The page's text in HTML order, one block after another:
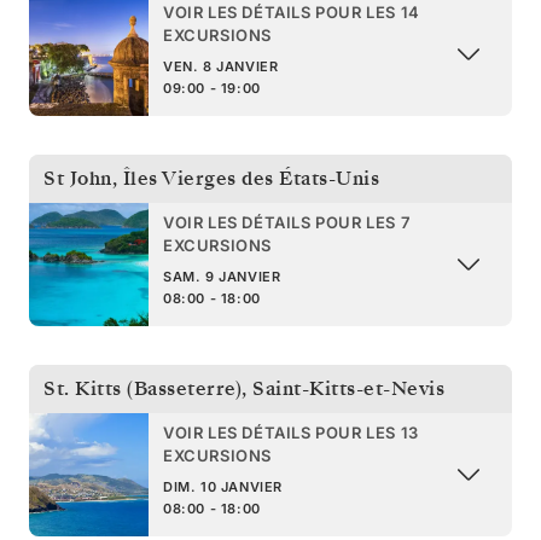
VOIR LES DÉTAILS POUR LES 14
EXCURSIONS
VEN. 8 JANVIER
09:00 - 19:00
St John, Îles Vierges des États-Unis
VOIR LES DÉTAILS POUR LES 7
EXCURSIONS
SAM. 9 JANVIER
08:00 - 18:00
St. Kitts (Basseterre), Saint-Kitts-et-Nevis
VOIR LES DÉTAILS POUR LES 13
EXCURSIONS
DIM. 10 JANVIER
08:00 - 18:00